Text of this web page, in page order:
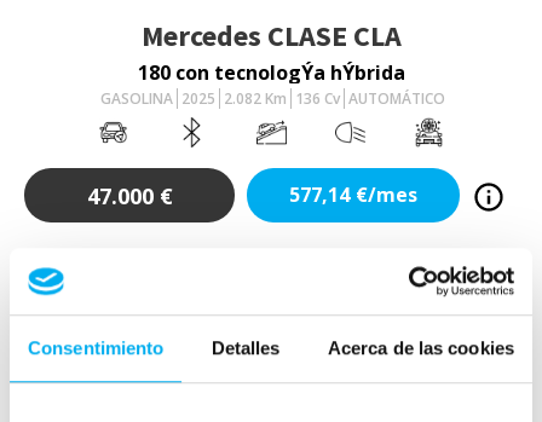
Consentimiento Detalles Acerca de las cookies
Mercedes CLASE CLA
180 con tecnologÝa hÝbrida
GASOLINA 2025 2.082 Km 136 Cv AUTOMÁTICO
47.000 € 577,14 €/mes